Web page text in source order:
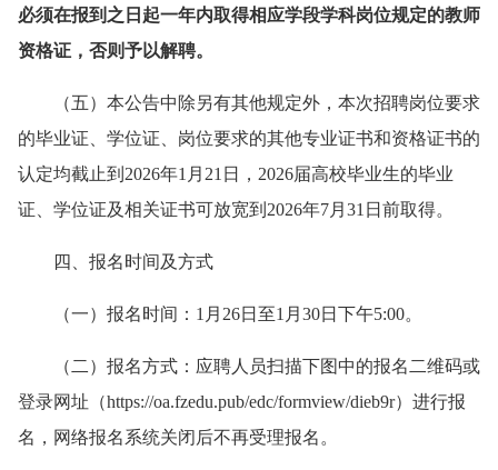
必须在报到之日起一年内取得相应学段学科岗位规定的教师
资格证，否则予以解聘。
（五）本公告中除另有其他规定外，本次招聘岗位要求
的毕业证、学位证、岗位要求的其他专业证书和资格证书的
认定均截止到2026年1月21 日，2026届高校毕业生的毕业
证、学位证及相关证书可放宽到2026年7月31日前取得。
四、报名时间及方式
（一） 报名时间： 1月26日 至1月30日下午5:00。
（二） 报名方式：应聘 人员扫描下图中的报名二维码或
登录网址（https://oa.fzedu.pub/edc/formview/dieb9r）进行报
名 ， 网络报名系统关闭后不再受理报名。